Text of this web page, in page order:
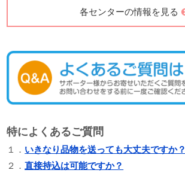
各センターの情報を見る
特によくあるご質問
１． いきなり品物を送っても大丈夫ですか？
２．直接持込は可能ですか？